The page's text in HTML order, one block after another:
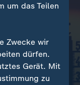
um das Teilen
Zwecke wir
dürfen.
Gerät. Mit
zu